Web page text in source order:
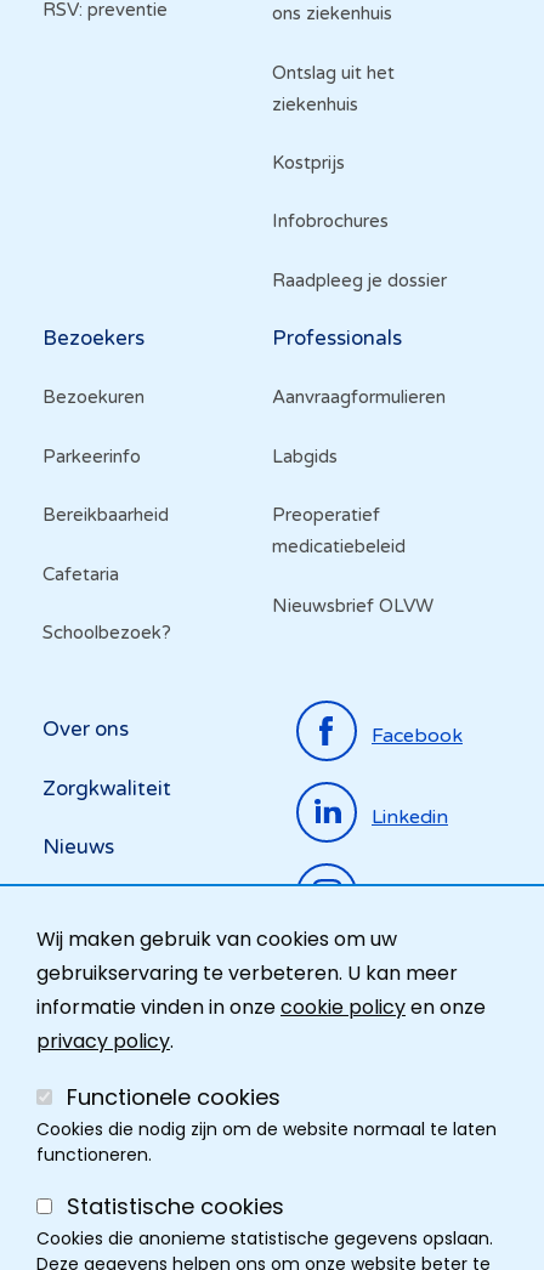
Wij maken gebruik van cookies om uw
gebruikservaring te verbeteren. U kan meer
informatie vinden in onzecookie policyen onze
privacy policy.
Functionele cookies
Cookies die nodig zijn om de website normaal te laten
functioneren.
Statistische cookies
Cookies die anonieme statistische gegevens opslaan.
Deze gegevens helpen ons om onze website beter te
RSV: preventie
ons ziekenhuis
Ontslag uit het
ziekenhuis
Kostprijs
Infobrochures
Raadpleeg je dossier
Bezoekers
Bezoekuren
Parkeerinfo
Bereikbaarheid
Cafetaria
Schoolbezoek?
Professionals
Aanvraagformulieren
Labgids
Preoperatief
medicatiebeleid
Nieuwsbrief OLVW
Top
menu
Over ons
Zorgkwaliteit
Nieuws
Ombudsdienst
Facebook
Linkedin
Instagram